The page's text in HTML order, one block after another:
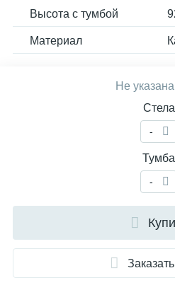
Высота с тумбой
Материал
Не
Стела
-
Тумба
-